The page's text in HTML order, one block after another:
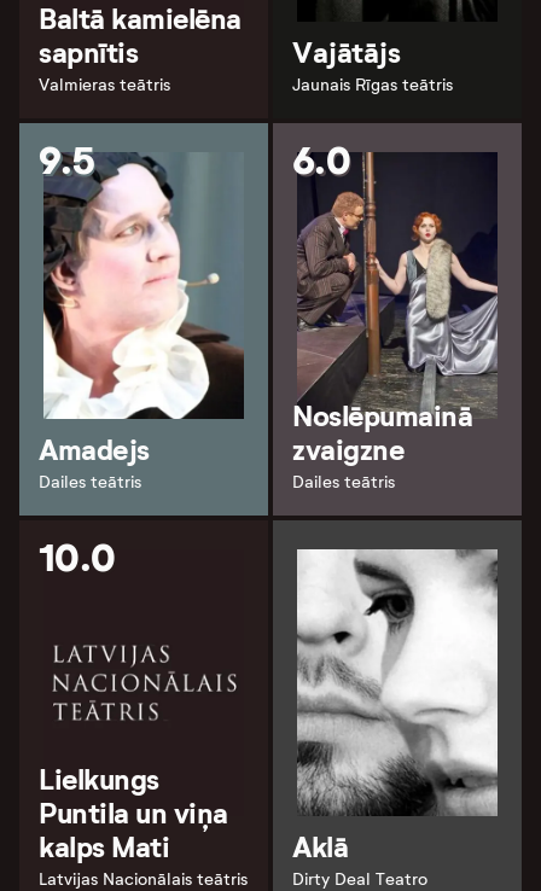
Baltā kamielēna
sapnītis
Valmieras teātris
Vajātājs
Jaunais Rīgas teātris
9.5
Amadejs
Dailes teātris
6.0
Noslēpumainā
zvaigzne
Dailes teātris
10.0
Lielkungs
Puntila un viņa
kalps Mati
Latvijas Nacionālais teātris
Aklā
Dirty Deal Teatro